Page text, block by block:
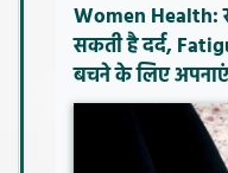
Women Health:
सकती है दर्द,
बचने के लिए